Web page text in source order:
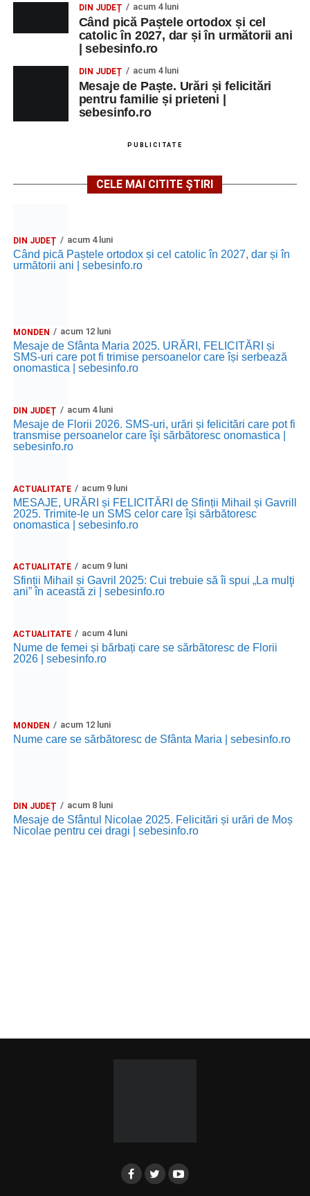
DIN JUDEȚ acum 4 luni
Când pică Paștele ortodox și cel
catolic în 2027, dar și în următorii ani
| sebesinfo.ro
DIN JUDEȚ acum 4 luni
Mesaje de Paște. Urări și felicitări
pentru familie și prieteni |
sebesinfo.ro
PUBLICITATE
CELE MAI CITITE ȘTIRI
DIN JUDEȚ acum 4 luni
Când pică Paștele ortodox și cel catolic în 2027, dar și în
următorii ani | sebesinfo.ro
MONDEN acum 12 luni
Mesaje de Sfânta Maria 2025. URĂRI, FELICITĂRI și
SMS-uri care pot fi trimise persoanelor care își serbează
onomastica | sebesinfo.ro
DIN JUDEȚ acum 4 luni
Mesaje de Florii 2026. SMS-uri, urări și felicitări care pot fi
transmise persoanelor care îşi sărbătoresc onomastica |
sebesinfo.ro
ACTUALITATE acum 9 luni
MESAJE, URĂRI și FELICITĂRI de Sfinții Mihail și Gavrill
2025. Trimite-le un SMS celor care își sărbătoresc
onomastica | sebesinfo.ro
ACTUALITATE acum 9 luni
Sfinții Mihail și Gavril 2025: Cui trebuie să îi spui „La mulţi
ani” în această zi | sebesinfo.ro
ACTUALITATE acum 4 luni
Nume de femei și bărbați care se sărbătoresc de Florii
2026 | sebesinfo.ro
MONDEN acum 12 luni
Nume care se sărbătoresc de Sfânta Maria | sebesinfo.ro
DIN JUDEȚ acum 8 luni
Mesaje de Sfântul Nicolae 2025. Felicitări și urări de Moș
Nicolae pentru cei dragi | sebesinfo.ro